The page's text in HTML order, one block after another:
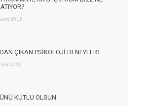
2013
ÇIKAN PSİKOLOJİ DENEYLERİ
2012
KUTLU OLSUN